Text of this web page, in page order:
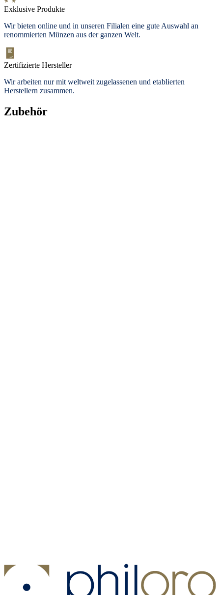
Exklusive Produkte
Wir bieten online und in unseren Filialen eine gute Auswahl an
renommierten Münzen aus der ganzen Welt.
Zertifizierte Hersteller
Wir arbeiten nur mit weltweit zugelassenen und etablierten
Herstellern zusammen.
Zubehör